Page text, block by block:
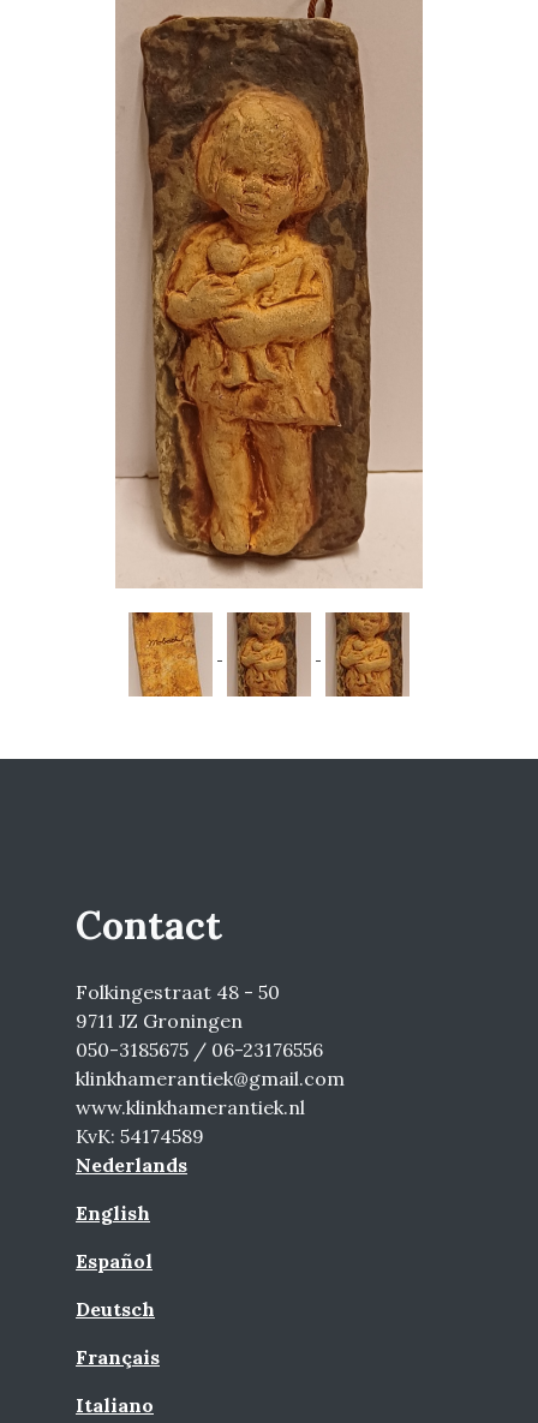
Contact
Folkingestraat 48 - 50
9711 JZ Groningen
050-3185675 / 06-23176556
klinkhamerantiek@gmail.com
www.klinkhamerantiek.nl
KvK: 54174589
Nederlands
English
Español
Deutsch
Français
Italiano